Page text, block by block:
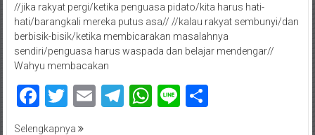
//jika rakyat pergi/ketika penguasa pidato/kita harus hati-
hati/barangkali mereka putus asa// //kalau rakyat sembunyi/dan
berbisik-bisik/ketika membicarakan masalahnya
sendiri/penguasa harus waspada dan belajar mendengar//
Wahyu membacakan
Facebook
Twitter
EmailTelegram
WhatsApp
LineShare
Selengkapnya